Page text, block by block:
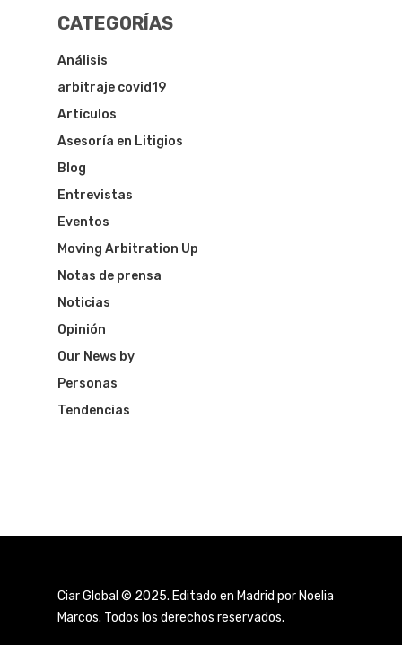
CATEGORÍAS
Análisis
arbitraje covid19
Artículos
Asesoría en Litigios
Blog
Entrevistas
Eventos
Moving Arbitration Up
Notas de prensa
Noticias
Opinión
Our News by
Personas
Tendencias
Ciar Global © 2025. Editado en Madrid por Noelia
Marcos. Todos los derechos reservados.